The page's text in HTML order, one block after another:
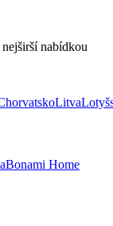
nabídkou
Litva
Bonami Home